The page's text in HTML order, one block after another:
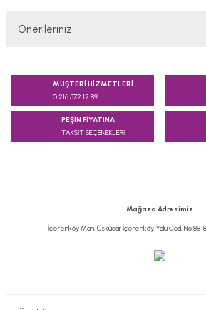
Önerileriniz
konularda yetersiz gördüğünüz noktaları
kullanarak tarafımıza iletebilirsiniz.
Ürün resmi kalitesiz, bozuk veya
MÜŞTERİ HİZMETLERİ
0 216 572 12 89
PEŞİN FİYATINA
TAKSİT SEÇENEKLERİ
Mağaza Adresimiz
İçerenköy Mah. Üsküdar İçerenköy Yolu Cad. No:88-